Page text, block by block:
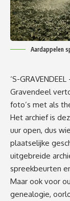
Aardappelen
‘S-
Gravendeel
foto’s met als
Het archief is
uur open, dus
plaatselijke
uitgebreide
spreekbeurten
Maar ook voor
genealogie,